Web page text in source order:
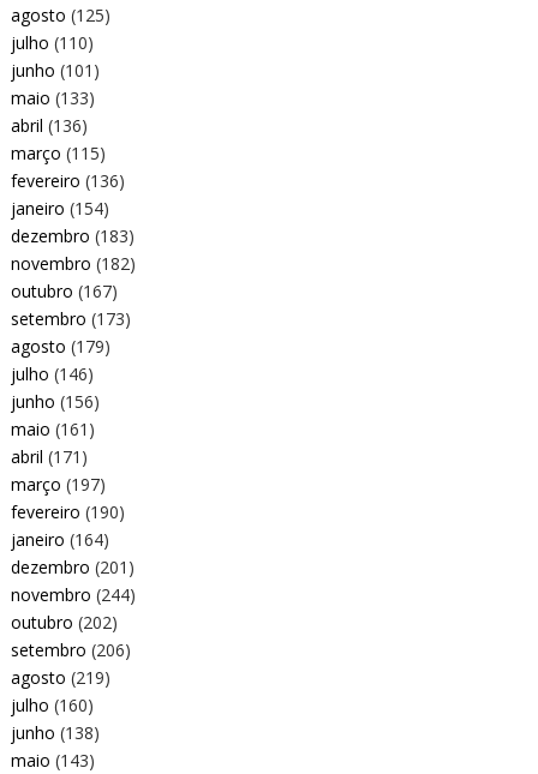
agosto (125)
julho (110)
junho (101)
maio (133)
abril (136)
março (115)
fevereiro (136)
janeiro (154)
dezembro (183)
novembro (182)
outubro (167)
setembro (173)
agosto (179)
julho (146)
junho (156)
maio (161)
abril (171)
março (197)
fevereiro (190)
janeiro (164)
dezembro (201)
novembro (244)
outubro (202)
setembro (206)
agosto (219)
julho (160)
junho (138)
maio (143)